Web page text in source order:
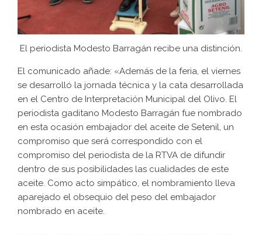
El periodista Modesto Barragán recibe una distinción.
El comunicado añade: «Además de la feria, el viernes
se desarrolló la jornada técnica y la cata desarrollada
en el Centro de Interpretación Municipal del Olivo. El
periodista gaditano Modesto Barragán fue nombrado
en esta ocasión embajador del aceite de Setenil, un
compromiso que será correspondido con el
compromiso del periodista de la RTVA de difundir
dentro de sus posibilidades las cualidades de este
aceite. Como acto simpático, el nombramiento lleva
aparejado el obsequio del peso del embajador
nombrado en aceite.